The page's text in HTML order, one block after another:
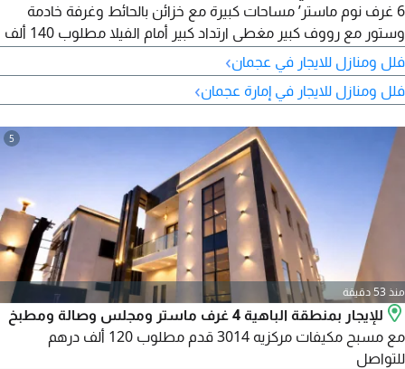
6 غرف نوم ماستر’ مساحات كبيرة مع خزائن بالحائط وغرفة خادمة
وستور مع رووف كبير مغطى ارتداد كبير أمام الفيلا مطلوب 140 ألف
للتواصل
فلل ومنازل للايجار في عجمان›
فلل ومنازل للايجار في إمارة عجمان›
5
منذ 53 دقيقة
للإيجار بمنطقة الباهية 4 غرف ماستر ومجلس وصالة ومطبخ
مع مسبح مكيفات مركزيه 3014 قدم مطلوب 120 ألف درهم
للتواصل